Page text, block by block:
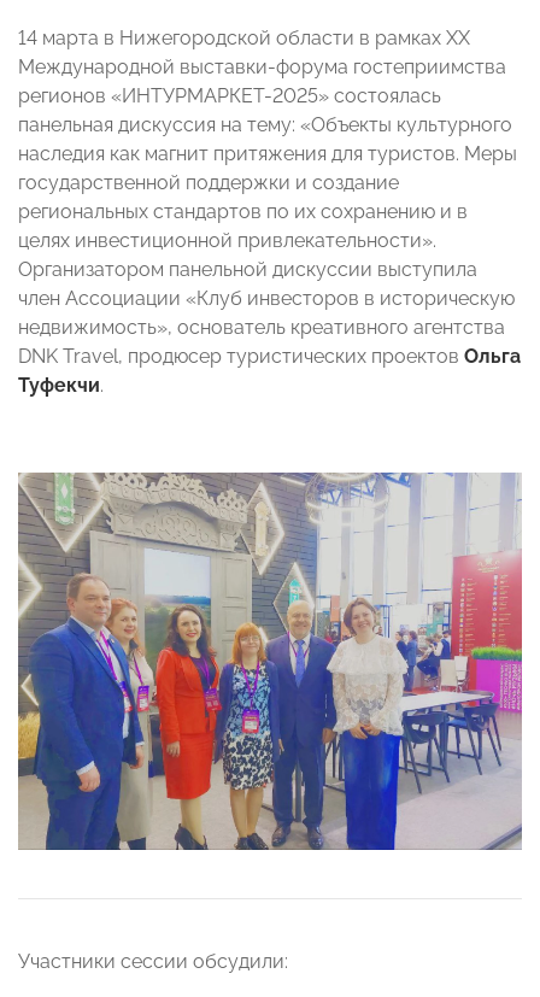
14 марта в Нижегородской области в рамках XХ
Международной выставки-форума гостеприимства
регионов «ИНТУРМАРКЕТ-2025» состоялась
панельная дискуссия на тему: «Объекты культурного
наследия как магнит притяжения для туристов. Меры
государственной поддержки и создание
региональных стандартов по их сохранению и в
целях инвестиционной привлекательности».
Организатором панельной дискуссии выступила
член Ассоциации «Клуб инвесторов в историческую
недвижимость», основатель креативного агентства
DNK Travel, продюсер туристических проектов Ольга
Туфекчи.
Участники сессии обсудили: